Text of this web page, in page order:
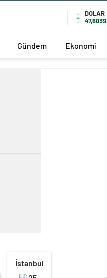
DOLAR
47,6039
Gündem Ekonomi
İstanbul